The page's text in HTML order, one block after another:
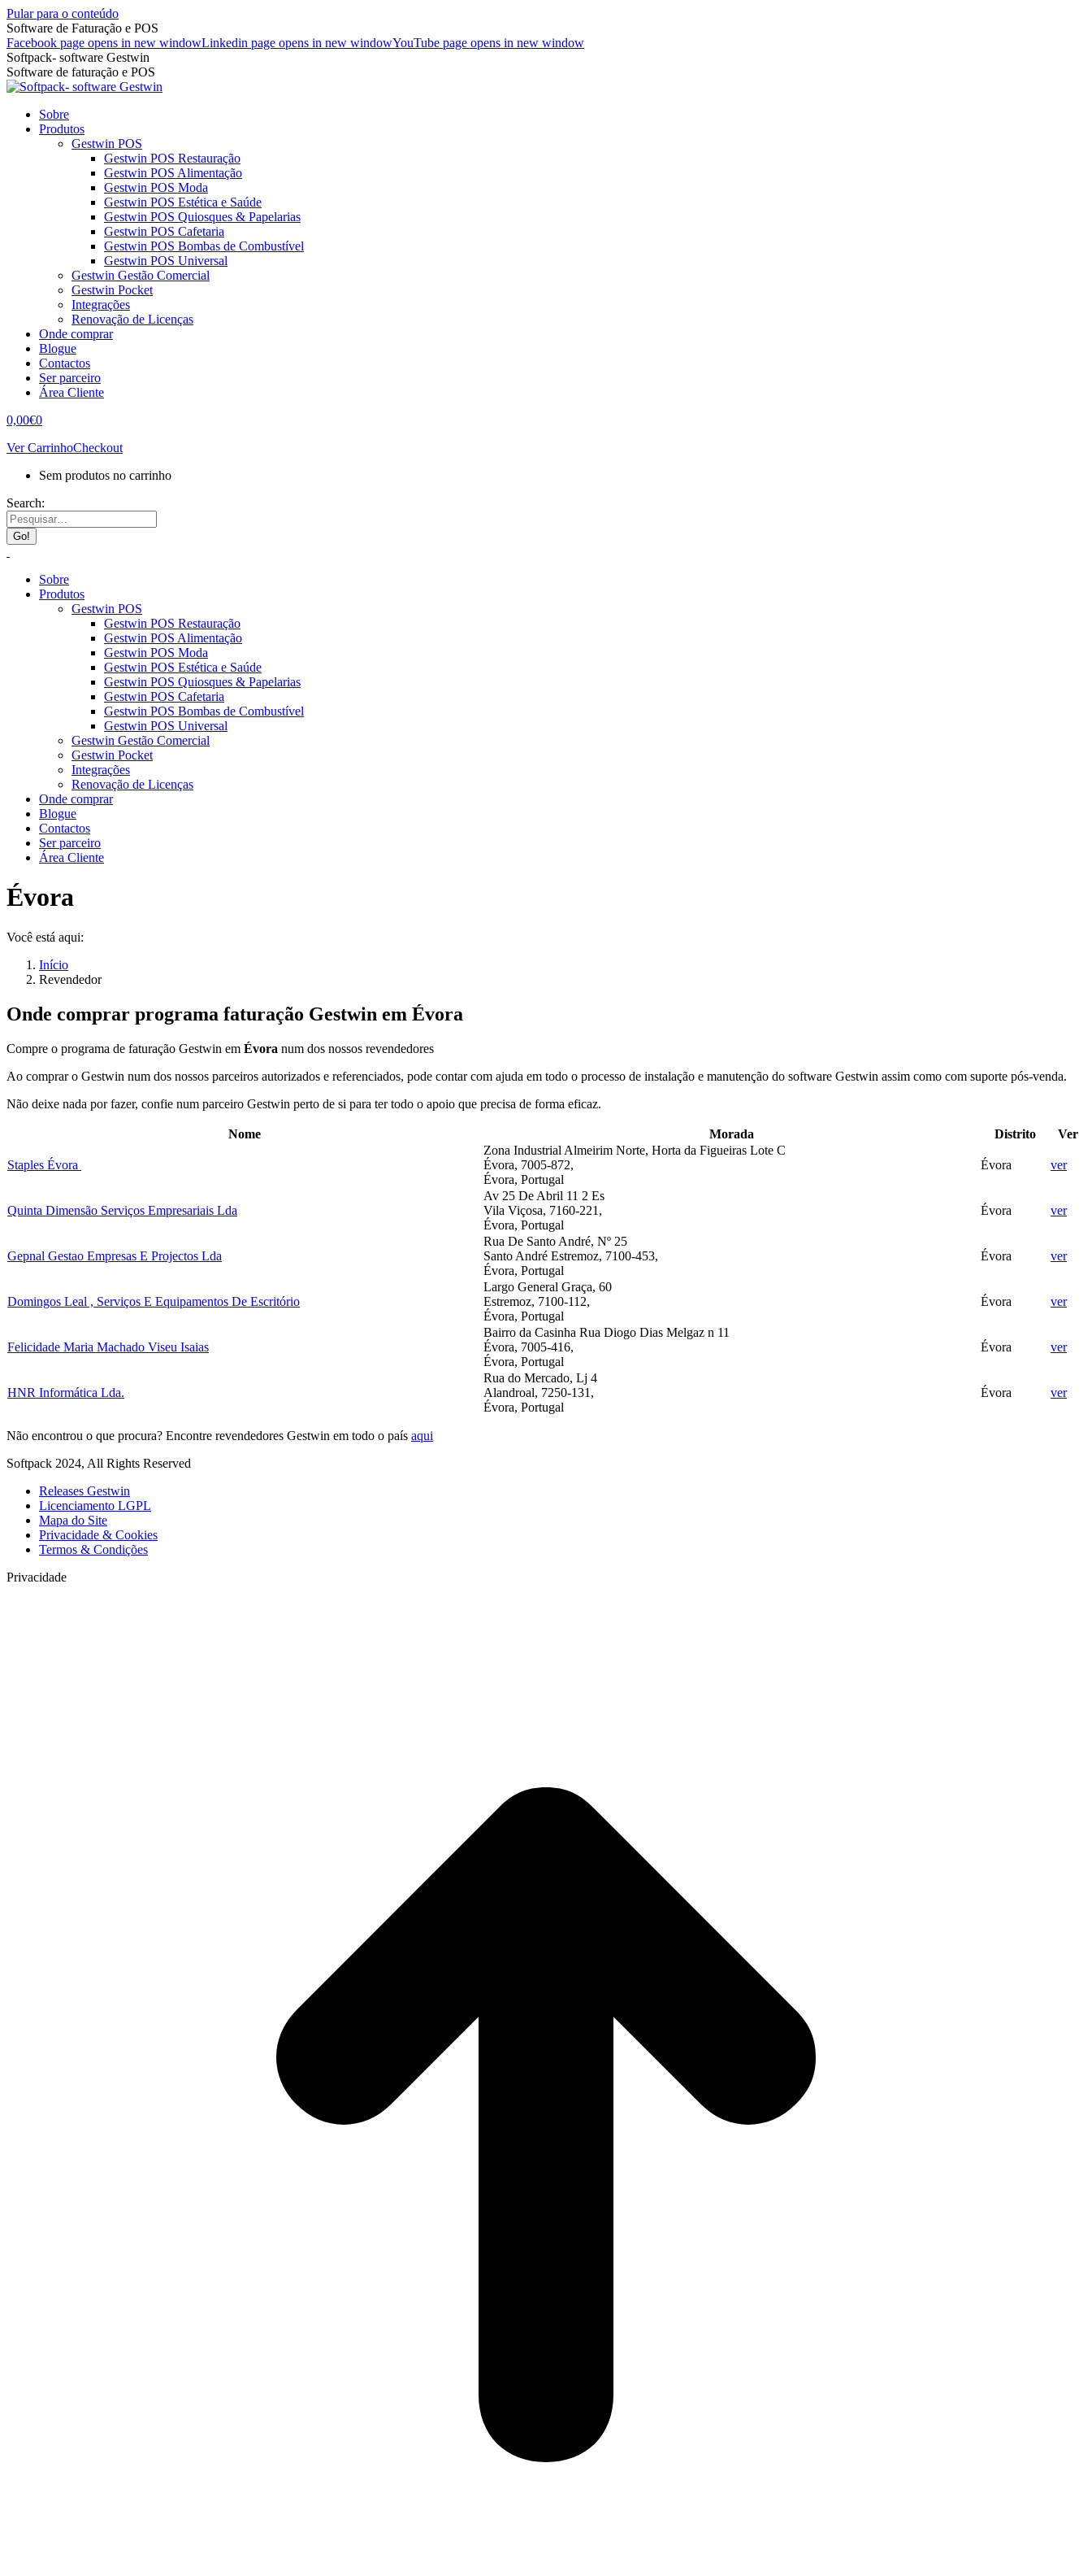
Pular para o conteúdo
Software de Faturação e POS
Facebook page opens in new windowLinkedin page opens in new windowYouTube page opens in new window
Softpack- software Gestwin
Software de faturação e POS
Sobre
Produtos
Gestwin POS
Gestwin POS Restauração
Gestwin POS Alimentação
Gestwin POS Moda
Gestwin POS Estética e Saúde
Gestwin POS Quiosques & Papelarias
Gestwin POS Cafetaria
Gestwin POS Bombas de Combustível
Gestwin POS Universal
Gestwin Gestão Comercial
Gestwin Pocket
Integrações
Renovação de Licenças
Onde comprar
Blogue
Contactos
Ser parceiro
Área Cliente
0,00€0
Ver CarrinhoCheckout
Sem produtos no carrinho
Search:
Sobre
Produtos
Gestwin POS
Gestwin POS Restauração
Gestwin POS Alimentação
Gestwin POS Moda
Gestwin POS Estética e Saúde
Gestwin POS Quiosques & Papelarias
Gestwin POS Cafetaria
Gestwin POS Bombas de Combustível
Gestwin POS Universal
Gestwin Gestão Comercial
Gestwin Pocket
Integrações
Renovação de Licenças
Onde comprar
Blogue
Contactos
Ser parceiro
Área Cliente
Évora
Você está aqui:
Início
Revendedor
Onde comprar programa faturação Gestwin em Évora
Compre o programa de faturação Gestwin em Évora num dos nossos revendedores
Ao comprar o Gestwin num dos nossos parceiros autorizados e referenciados, pode contar com ajuda em todo o processo de instalação e manutenção do software Gestwin assim como com suporte pós-venda.
Não deixe nada por fazer, confie num parceiro Gestwin perto de si para ter todo o apoio que precisa de forma eficaz.
Nome Morada Distrito Ver
Staples Évora
Zona Industrial Almeirim Norte, Horta da Figueiras Lote C
Évora, 7005-872,
Évora, Portugal
Évora ver
Quinta Dimensão Serviços Empresariais Lda
Av 25 De Abril 11 2 Es
Vila Viçosa, 7160-221,
Évora, Portugal
Évora ver
Gepnal Gestao Empresas E Projectos Lda
Rua De Santo André, Nº 25
Santo André Estremoz, 7100-453,
Évora, Portugal
Évora ver
Domingos Leal , Serviços E Equipamentos De Escritório
Largo General Graça, 60
Estremoz, 7100-112,
Évora, Portugal
Évora ver
Felicidade Maria Machado Viseu Isaias
Bairro da Casinha Rua Diogo Dias Melgaz n 11
Évora, 7005-416,
Évora, Portugal
Évora ver
HNR Informática Lda.
Rua do Mercado, Lj 4
Alandroal, 7250-131,
Évora, Portugal
Évora ver
Não encontrou o que procura? Encontre revendedores Gestwin em todo o país aqui
Softpack 2024, All Rights Reserved
Releases Gestwin
Licenciamento LGPL
Mapa do Site
Privacidade & Cookies
Termos & Condições
Privacidade